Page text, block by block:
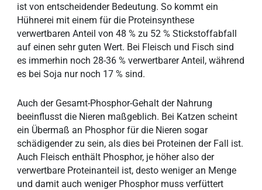
ist von entscheidender Bedeutung. So kommt ein
Hühnerei mit einem für die Proteinsynthese
verwertbaren Anteil von 48 % zu 52 % Stickstoffabfall
auf einen sehr guten Wert. Bei Fleisch und Fisch sind
es immerhin noch 28-36 % verwertbarer Anteil, während
es bei Soja nur noch 17 % sind.
Auch der Gesamt-Phosphor-Gehalt der Nahrung
beeinflusst die Nieren maßgeblich. Bei Katzen scheint
ein Übermaß an Phosphor für die Nieren sogar
schädigender zu sein, als dies bei Proteinen der Fall ist.
Auch Fleisch enthält Phosphor, je höher also der
verwertbare Proteinanteil ist, desto weniger an Menge
und damit auch weniger Phosphor muss verfüttert